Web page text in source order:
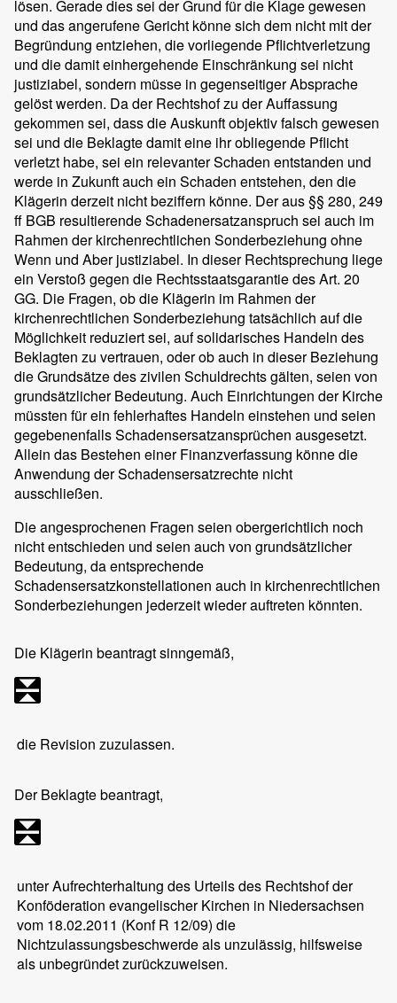
lösen. Gerade dies sei der Grund für die Klage gewesen
und das angerufene Gericht könne sich dem nicht mit der
Begründung entziehen, die vorliegende Pflichtverletzung
und die damit einhergehende Einschränkung sei nicht
justiziabel, sondern müsse in gegenseitiger Absprache
gelöst werden. Da der Rechtshof zu der Auffassung
gekommen sei, dass die Auskunft objektiv falsch gewesen
sei und die Beklagte damit eine ihr obliegende Pflicht
verletzt habe, sei ein relevanter Schaden entstanden und
werde in Zukunft auch ein Schaden entstehen, den die
Klägerin derzeit nicht beziffern könne. Der aus §§ 280, 249
ff BGB resultierende Schadenersatzanspruch sei auch im
Rahmen der kirchenrechtlichen Sonderbeziehung ohne
Wenn und Aber justiziabel. In dieser Rechtsprechung liege
ein Verstoß gegen die Rechtsstaatsgarantie des Art. 20
GG. Die Fragen, ob die Klägerin im Rahmen der
kirchenrechtlichen Sonderbeziehung tatsächlich auf die
Möglichkeit reduziert sei, auf solidarisches Handeln des
Beklagten zu vertrauen, oder ob auch in dieser Beziehung
die Grundsätze des zivilen Schuldrechts gälten, seien von
grundsätzlicher Bedeutung. Auch Einrichtungen der Kirche
müssten für ein fehlerhaftes Handeln einstehen und seien
gegebenenfalls Schadensersatzansprüchen ausgesetzt.
Allein das Bestehen einer Finanzverfassung könne die
Anwendung der Schadensersatzrechte nicht
ausschließen.
Die angesprochenen Fragen seien obergerichtlich noch
nicht entschieden und seien auch von grundsätzlicher
Bedeutung, da entsprechende
Schadensersatzkonstellationen auch in kirchenrechtlichen
Sonderbeziehungen jederzeit wieder auftreten könnten.
Die Klägerin beantragt sinngemäß,
die Revision zuzulassen.
Der Beklagte beantragt,
unter Aufrechterhaltung des Urteils des Rechtshof der
Konföderation evangelischer Kirchen in Niedersachsen
vom 18.02.2011 (Konf R 12/09) die
Nichtzulassungsbeschwerde als unzulässig, hilfsweise
als unbegründet zurückzuweisen.